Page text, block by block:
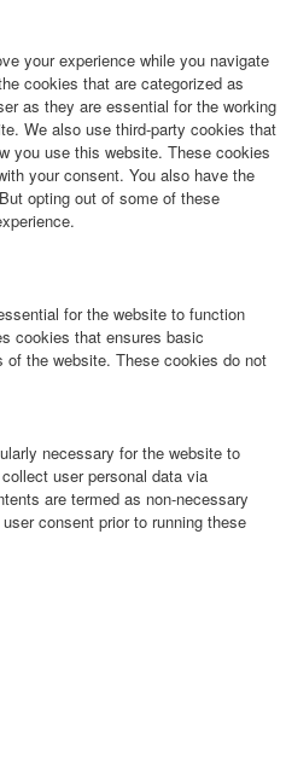
your experience while you navigate
cookies that are categorized as
as they are essential for the working
We also use third-party cookies that
you use this website. These cookies
your consent. You also have the
opting out of some of these
for the website to function
cookies that ensures basic
the website. These cookies do not
necessary for the website to
user personal data via
are termed as non-necessary
consent prior to running these